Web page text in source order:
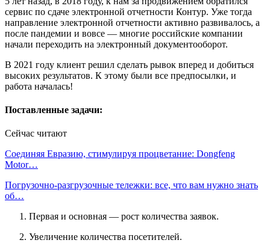
сервис по сдаче электронной отчетности Контур. Уже тогда
направление электронной отчетности активно развивалось, а
после пандемии и вовсе — многие российские компании
начали переходить на электронный документооборот.
В 2021 году клиент решил сделать рывок вперед и добиться
высоких результатов. К этому были все предпосылки, и
работа началась!
Поставленные задачи:
Сейчас читают
Соединяя Евразию, стимулируя процветание: Dongfeng
Motor…
Погрузочно-разгрузочные тележки: все, что вам нужно знать
об…
Первая и основная — рост количества заявок.
Увеличение количества посетителей.